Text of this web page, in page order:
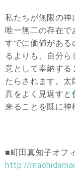
私たちが無限の神
唯一無二の存在で
すでに価値がある
るよりも、自分
意として奉納する
たらされます。
真をよく見返すと
来ることを既に神
■町田真知子オフ
http://